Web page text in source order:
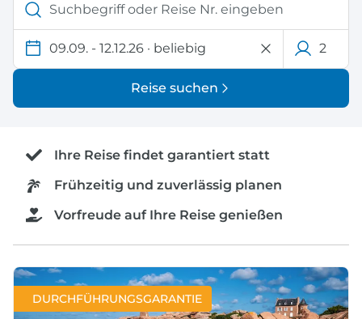
09.09. - 12.12.26 · beliebig 2
Reise suchen
Ihre Reise findet garantiert statt
Frühzeitig und zuverlässig planen
Vorfreude auf Ihre Reise genießen
DURCHFÜHRUNGSGARANTIE